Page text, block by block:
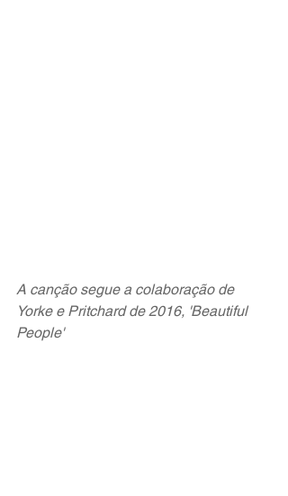
A canção segue a colaboração de
Yorke e Pritchard de 2016, 'Beautiful
People'